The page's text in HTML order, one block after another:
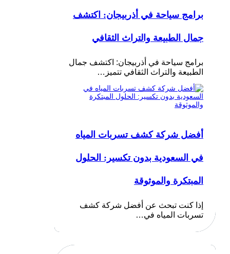
برامج سياحة في أذربيجان: اكتشف
جمال الطبيعة والتراث الثقافي
برامج سياحة في أذربيجان: اكتشف جمال
الطبيعة والتراث الثقافي تتميز…
أفضل شركة كشف تسربات المياه
في السعودية بدون تكسير: الحلول
المبتكرة والموثوقة
إذا كنت تبحث عن أفضل شركة كشف
تسربات المياه في…